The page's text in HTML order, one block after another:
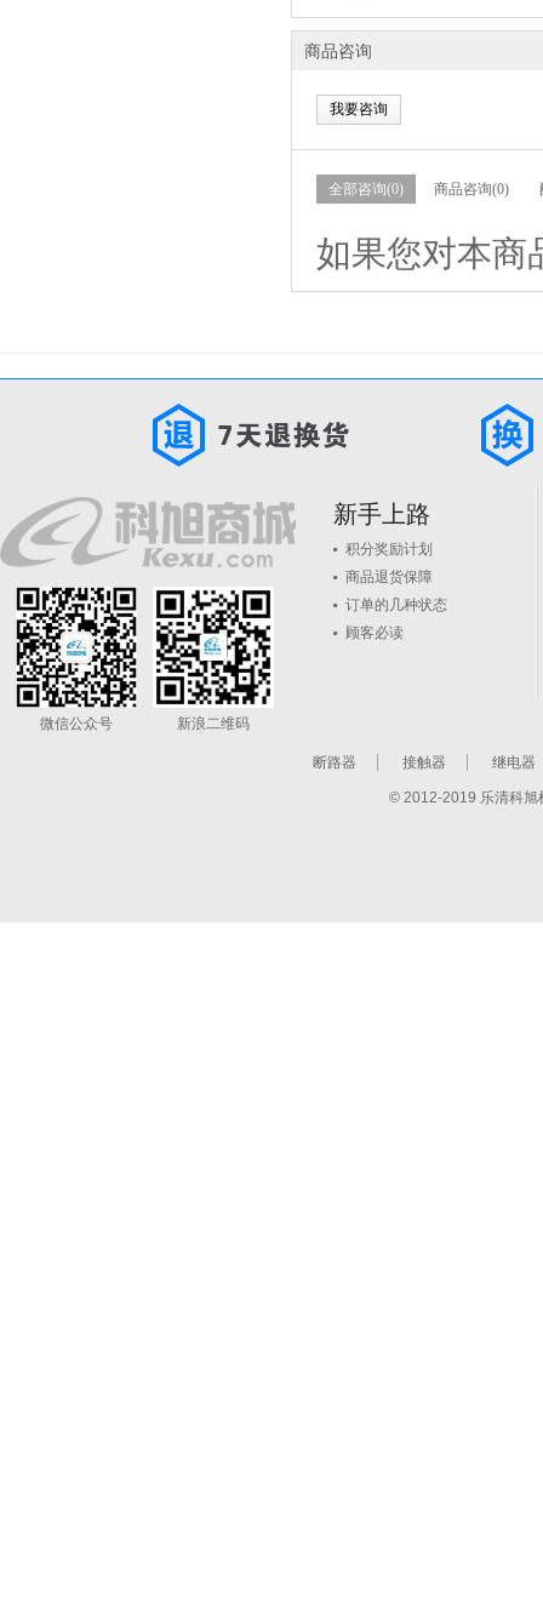
商品咨询
我要咨询
全部咨询(0) 商品咨询(0)
如果您对本商
微信公众号 新浪二维码
新手上路
积分奖励计划
商品退货保障
订单的几种状态
顾客必读
断路器 接触器 继电器
© 2012-2019 乐清科旭